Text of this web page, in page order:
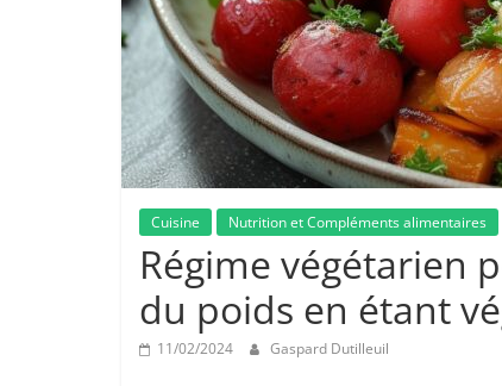
Cuisine Nutrition et Compléments alimentaires
Régime végétarien
du poids en étant
11/02/2024 Gaspard Dutilleuil